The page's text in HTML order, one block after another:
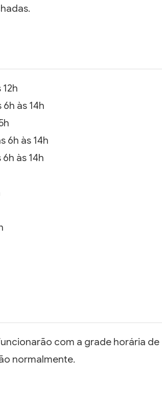
6h às 14h
6h às 14h
6h às 14h
com a grade horária de
normalmente.